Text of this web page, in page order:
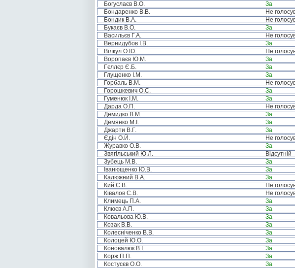
Богуслаєв В.О.
За
Бондаренко В.В.
Не
Бондик В.А.
Не
Букаєв В.О.
За
Васильєв Г.А.
Не
Вернидубов І.В.
За
Вілкул О.Ю.
Не
Воропаєв Ю.М.
За
Гєллєр Є.Б.
За
Глущенко І.М.
За
Горбаль В.М.
Не
Горошкевич О.С.
За
Гуменюк І.М.
За
Дарда О.П.
Не
Демидко В.М.
За
Демянко М.І.
За
Джарти В.Г.
За
Єдін О.Й.
Не
Журавко О.В.
За
Звягільський Ю.Л.
Відсутній
Зубець М.В.
За
Іванющенко Ю.В.
За
Калюжний В.А.
За
Кий С.В.
Не
Ківалов С.В.
Не
Климець П.А.
За
Клюєв А.П.
За
Ковальова Ю.В.
За
Козак В.В.
За
Колесніченко В.В.
За
Колоцей Ю.О.
За
Коновалюк В.І.
За
Корж П.П.
За
Костусєв О.О.
За